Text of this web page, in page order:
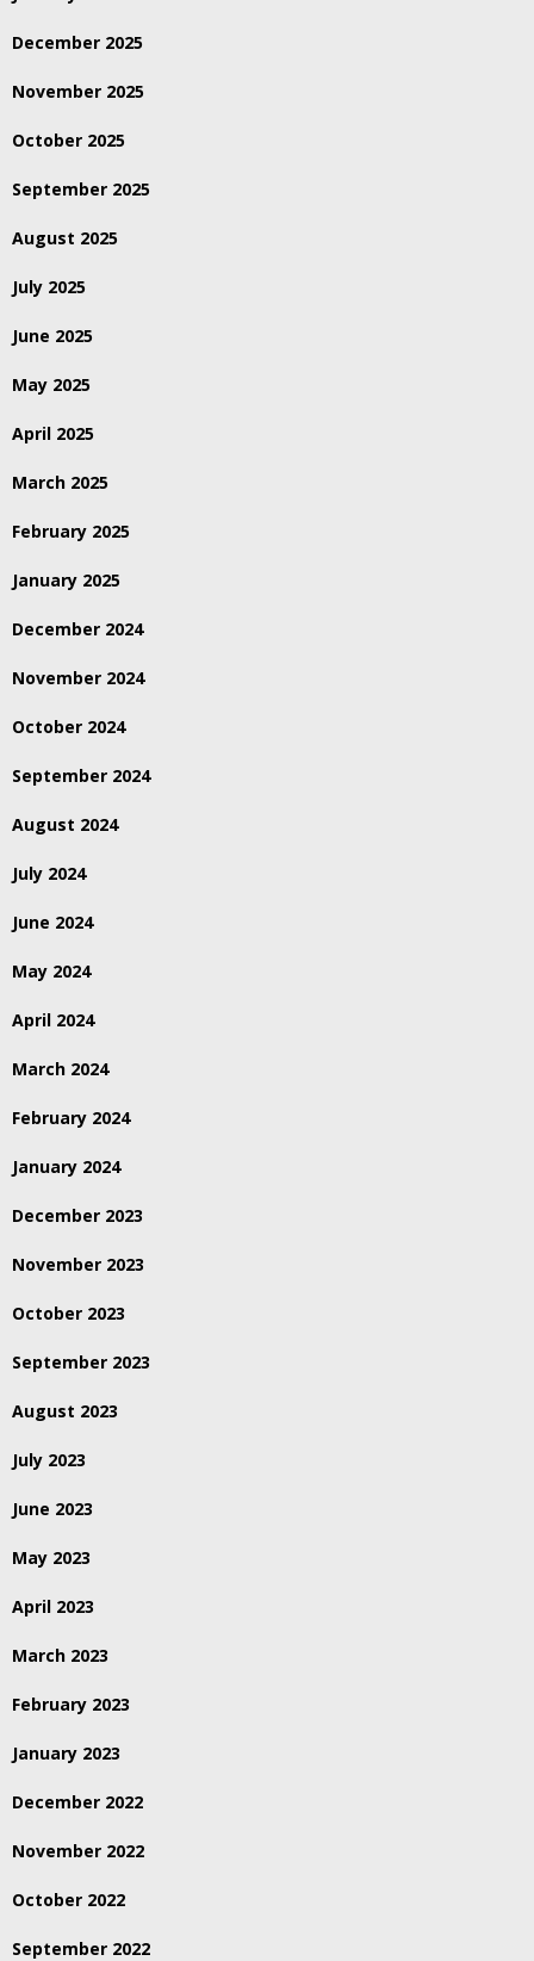
December 2025
November 2025
October 2025
September 2025
August 2025
July 2025
June 2025
May 2025
April 2025
March 2025
February 2025
January 2025
December 2024
November 2024
October 2024
September 2024
August 2024
July 2024
June 2024
May 2024
April 2024
March 2024
February 2024
January 2024
December 2023
November 2023
October 2023
September 2023
August 2023
July 2023
June 2023
May 2023
April 2023
March 2023
February 2023
January 2023
December 2022
November 2022
October 2022
September 2022